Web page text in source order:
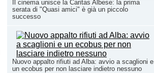
Il cinema unisce la Caritas Albese: la prima
serata di "Quasi amici" è già un piccolo
successo
Nuovo appalto rifiuti ad Alba: avvio a scaglioni e
un ecobus per non lasciare indietro nessuno